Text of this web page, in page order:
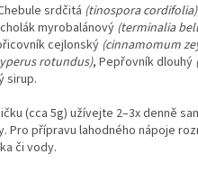
srdčitá (tinospora cordifolia)
myrobalánový (terminalia
cejlonský(cinnamomum
rotundus), Pepřovník dlouhý
sirup.
(cca 5g) užívejte 2–3x denně
Pro přípravu lahodného nápoje
či vody.